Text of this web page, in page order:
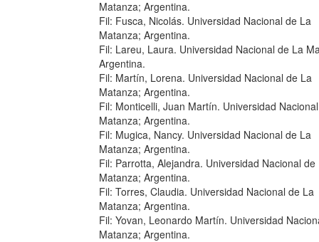
Matanza; Argentina.
Fil: Fusca, Nicolás. Universidad Nacional de La
Matanza; Argentina.
Fil: Lareu, Laura. Universidad Nacional de La
Argentina.
Fil: Martín, Lorena. Universidad Nacional de La
Matanza; Argentina.
Fil: Monticelli, Juan Martín. Universidad
Matanza; Argentina.
Fil: Mugica, Nancy. Universidad Nacional de La
Matanza; Argentina.
Fil: Parrotta, Alejandra. Universidad Nacional de
Matanza; Argentina.
Fil: Torres, Claudia. Universidad Nacional de La
Matanza; Argentina.
Fil: Yovan, Leonardo Martín. Universidad
Matanza; Argentina.